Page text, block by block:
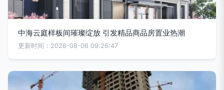
中海云庭样板间璀璨绽放 引发精品商品房置业热潮
更新时间：2026-08-06 09:26:47